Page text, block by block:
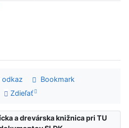
odkaz
Bookmark
Zdieľať
a drevárska knižnica pri TU